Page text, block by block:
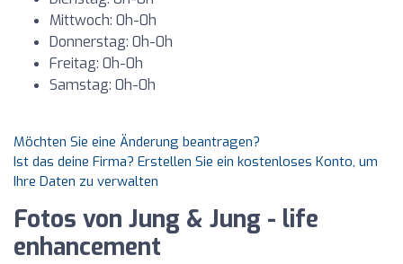
Mittwoch: 0h-0h
Donnerstag: 0h-0h
Freitag: 0h-0h
Samstag: 0h-0h
Möchten Sie eine Änderung beantragen?
Ist das deine Firma? Erstellen Sie ein kostenloses Konto, um
Ihre Daten zu verwalten
Fotos von Jung & Jung - life
enhancement